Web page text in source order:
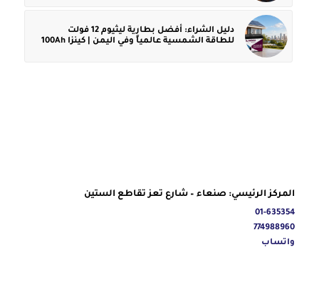
دليل الشراء: أفضل بطارية ليثيوم 12 فولت
للطاقة الشمسية عالمياً وفي اليمن | كينزا 100Ah
المركز الرئيسي: صنعاء – شارع تعز تقاطع الستين
01-635354
774988960
واتساب